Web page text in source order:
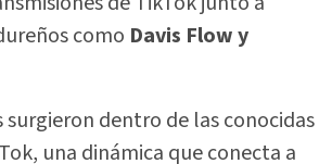
como Davis Flow y
surgieron dentro de las conocidas
una dinámica que conecta a